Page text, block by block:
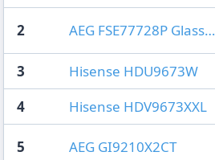
2 AEG FSE77728P GlassCare
3 Hisense HDU9673W
4
Hisense HDV9673XXL
5 AEG GI9210X2CT